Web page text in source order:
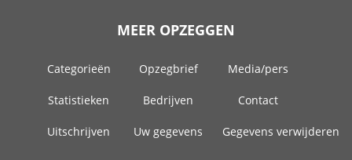
MEER OPZEGGEN
Categorieën Opzegbrief Media/pers
Statistieken Bedrijven Contact
Uitschrijven Uw gegevens Gegevens verwijderen